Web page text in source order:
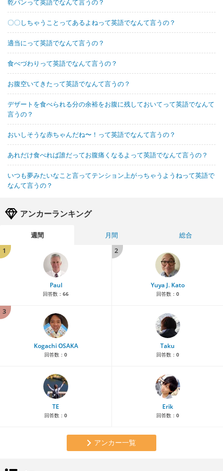
乾パンって英語でなんて言うの？
〇〇しちゃうことってあるよねって英語でなんて言うの？
適当にって英語でなんて言うの？
食べづわりって英語でなんて言うの？
お腹空いてきたって英語でなんて言うの？
デザートを食べられる分の余裕をお腹に残しておいてって英語でなんて
言うの？
おいしそうな赤ちゃんだね〜！って英語でなんて言うの？
あれだけ食べれば誰だってお腹痛くなるよって英語でなんて言うの？
いつも夢みたいなこと言ってテンション上がっちゃうようねって英語で
なんて言うの？
アンカーランキング
週間 月間
総合
1
Paul
回答数： 66
2
Yuya J. Kato
回答数： 0
3
Kogachi OSAKA
回答数： 0
Taku
回答数： 0
TE
回答数： 0
Erik
回答数： 0
アンカー一覧